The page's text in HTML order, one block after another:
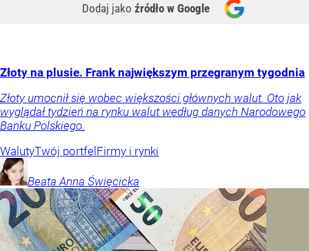
Dodaj jako źródło w Google
Złoty na plusie. Frank największym przegranym tygodnia
Złoty umocnił się wobec większości głównych walut. Oto jak
wyglądał tydzień na rynku walut według danych Narodowego
Banku Polskiego.
WalutyTwój portfelFirmy i rynki
Beata Anna Święcicka